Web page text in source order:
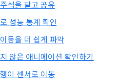
석을 달고 공유
성능 통계 확인
동을 더 쉽게 파악
않은 애니메이션 확인하기
이 센서로 이동